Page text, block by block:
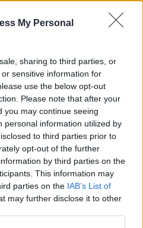
My Personal
sharing to third parties, or
sensitive information for
use the below opt-out
Please note that after your
you may continue seeing
personal information utilized by
to third parties prior to
opt-out of the further
by third parties on the
This information may
parties on the IAB’s List of
may further disclose it to other
Trump támogatása a
a republikánusok
szavazógépeket és
A denveri cég azért
és anyavállalatát, a
állítva, hogy a Fox
terjesztettek hamis
azt, hogy a
cserélte a
keresetében azt is